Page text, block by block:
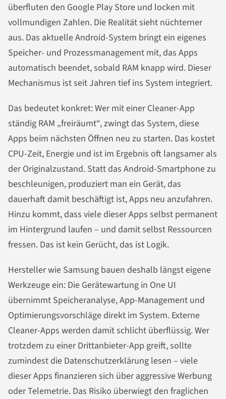
überfluten den Google Play Store und locken mit
vollmundigen Zahlen. Die Realität sieht nüchterner
aus. Das aktuelle Android-System bringt ein eigenes
Speicher- und Prozessmanagement mit, das Apps
automatisch beendet, sobald RAM knapp wird. Dieser
Mechanismus ist seit Jahren tief ins System integriert.
Das bedeutet konkret: Wer mit einer Cleaner-App
ständig RAM „freiräumt“, zwingt das System, diese
Apps beim nächsten Öffnen neu zu starten. Das kostet
CPU-Zeit, Energie und ist im Ergebnis oft langsamer als
der Originalzustand. Statt das Android-Smartphone zu
beschleunigen, produziert man ein Gerät, das
dauerhaft damit beschäftigt ist, Apps neu anzufahren.
Hinzu kommt, dass viele dieser Apps selbst permanent
im Hintergrund laufen – und damit selbst Ressourcen
fressen. Das ist kein Gerücht, das ist Logik.
Hersteller wie Samsung bauen deshalb längst eigene
Werkzeuge ein: Die Gerätewartung in One UI
übernimmt Speicheranalyse, App-Management und
Optimierungsvorschläge direkt im System. Externe
Cleaner-Apps werden damit schlicht überflüssig. Wer
trotzdem zu einer Drittanbieter-App greift, sollte
zumindest die Datenschutzerklärung lesen – viele
dieser Apps finanzieren sich über aggressive Werbung
oder Telemetrie. Das Risiko überwiegt den fraglichen